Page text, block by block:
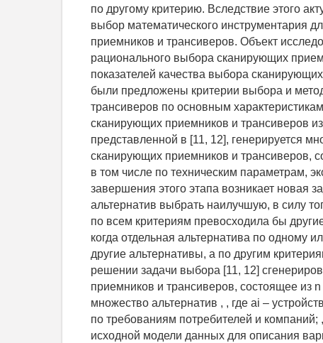
по другому критерию. Вследствие этого
выбор математического инструментария
приемников и трансиверов. Объект
рационального выбора сканирующих
показателей качества выбора
были предложены критерии выбора и
трансиверов по основным
сканирующих приемников и трансиверов
представленной в [11, 12], генерируется
сканирующих приемников и трансиверов,
в том числе по техническим параметрам,
завершения этого этапа возникает новая
альтернатив выбрать наилучшую, в силу
по всем критериям превосходила бы
когда отдельная альтернатива по одному
другие альтернативы, а по другим
решении задачи выбора [11, 12]
приемников и трансиверов, состоящее из
множество альтернатив , , где аi –
по требованиям потребителей и компаний;
исходной модели данных для описания